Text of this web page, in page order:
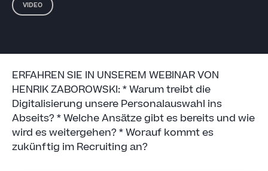
VIDEO
ERFAHREN SIE IN UNSEREM WEBINAR VON
HENRIK ZABOROWSKI: * Warum treibt die
Digitalisierung unsere Personalauswahl ins
Abseits? * Welche Ansätze gibt es bereits und wie
wird es weitergehen? * Worauf kommt es
zukünftig im Recruiting an?